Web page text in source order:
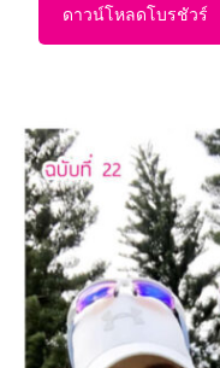
ดาวน์โหลดโบรชัวร์